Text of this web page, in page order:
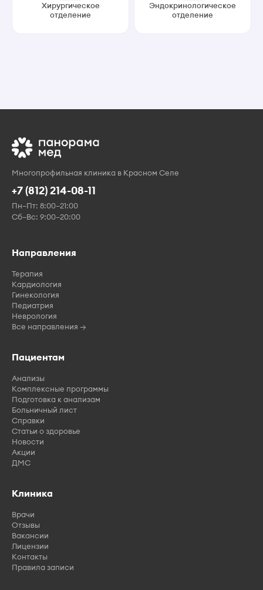
Хирургическое
отделение
Эндокринологическое
отделение
Многопрофильная клиника в Красном Селе
+7 (812) 214-08-11
Пн–Пт: 8:00–21:00
Сб–Вс: 9:00–20:00
Направления
Терапия
Кардиология
Гинекология
Педиатрия
Неврология
Все направления →
Пациентам
Анализы
Комплексные программы
Подготовка к анализам
Больничный лист
Справки
Статьи о здоровье
Новости
Акции
ДМС
Клиника
Врачи
Отзывы
Вакансии
Лицензии
Контакты
Правила записи